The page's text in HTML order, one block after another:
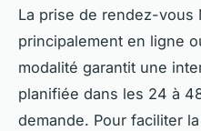
La prise de rendez-vous
principalement en ligne
modalité garantit une
planifiée dans les 24 à
demande. Pour faciliter